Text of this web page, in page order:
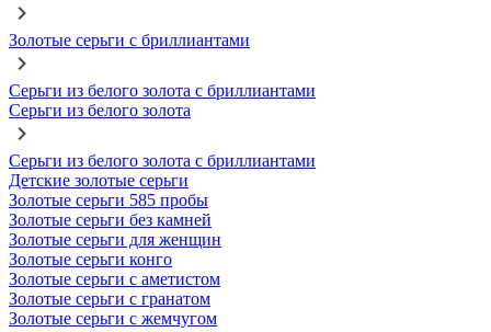
Золотые серьги с бриллиантами
Серьги из белого золота с бриллиантами
Серьги из белого золота
Серьги из белого золота с бриллиантами
Детские золотые серьги
Золотые серьги 585 пробы
Золотые серьги без камней
Золотые серьги для женщин
Золотые серьги конго
Золотые серьги с аметистом
Золотые серьги с гранатом
Золотые серьги с жемчугом